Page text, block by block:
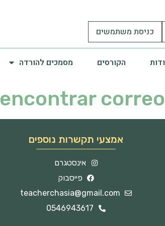
כניסת משתמשים
הקורסים מסמכים להורדה
encontrar
אמצעי תקשרות נוספים
אינסטגרם
פייסבוק
teacherchasia@gmail.com
0546943617